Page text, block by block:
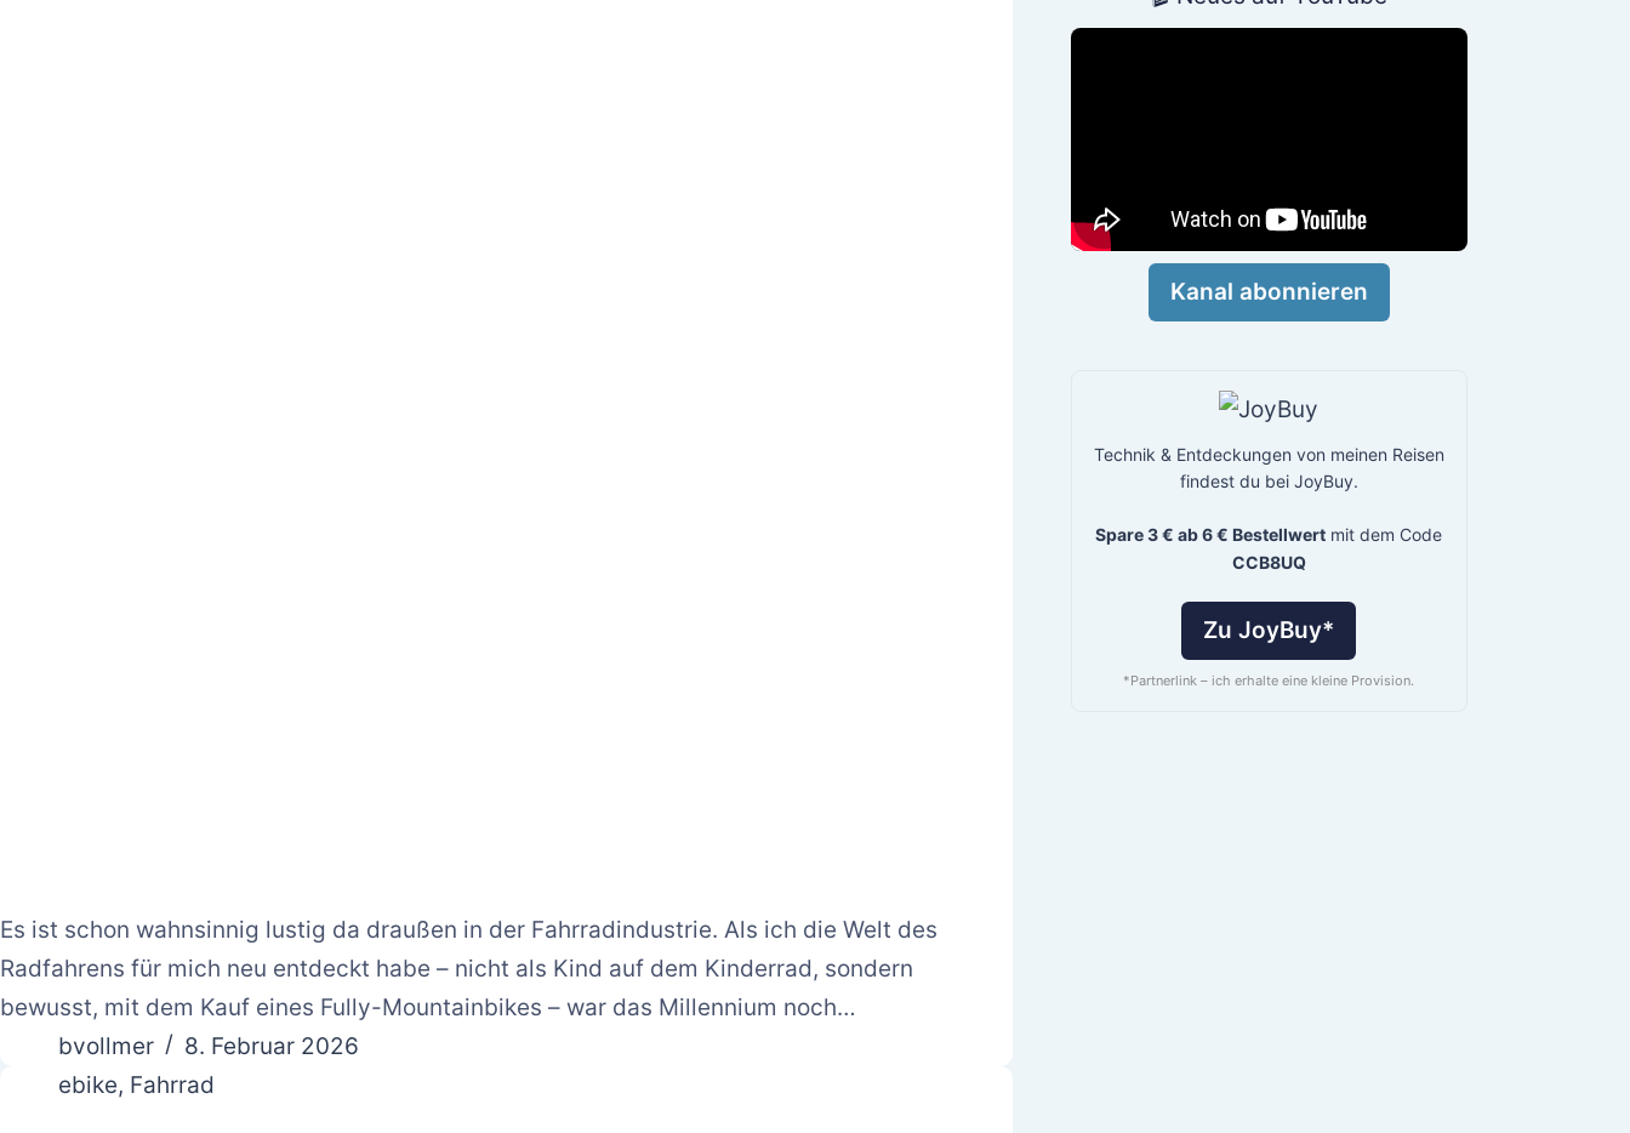
Es ist schon wahnsinnig lustig da draußen in der Fahrradindustrie. Als ich die Welt des
Radfahrens für mich neu entdeckt habe – nicht als Kind auf dem Kinderrad, sondern
bewusst, mit dem Kauf eines Fully-Mountainbikes – war das Millennium noch…
bvollmer
8. Februar 2026
ebike, Fahrrad
Kanal abonnieren
Technik & Entdeckungen von meinen Reisen
findest du bei JoyBuy.
Spare 3 € ab 6 € Bestellwert mit dem Code
CCB8UQ
Zu JoyBuy*
*Partnerlink – ich erhalte eine kleine Provision.